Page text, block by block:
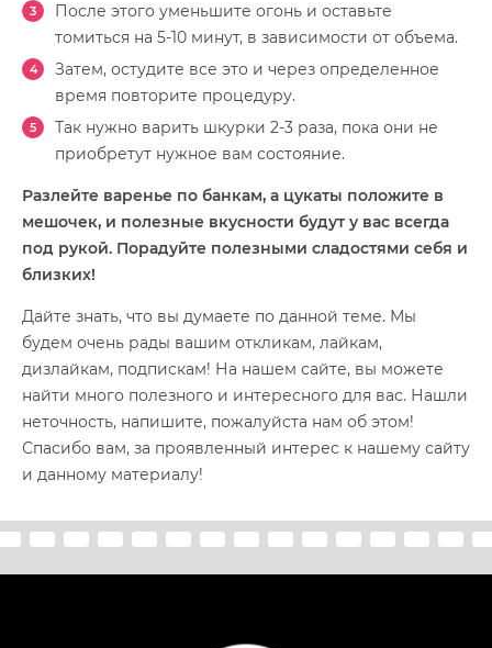
После этого уменьшите огонь и оставьте
томиться на 5-10 минут, в зависимости от объема.
Затем, остудите все это и через определенное
время повторите процедуру.
Так нужно варить шкурки 2-3 раза, пока они не
приобретут нужное вам состояние.
Разлейте варенье по банкам, а цукаты положите в
мешочек, и полезные вкусности будут у вас всегда
под рукой. Порадуйте полезными сладостями себя и
близких!
Дайте знать, что вы думаете по данной теме. Мы
будем очень рады вашим откликам, лайкам,
дизлайкам, подпискам! На нашем сайте, вы можете
найти много полезного и интересного для вас. Нашли
неточность, напишите, пожалуйста нам об этом!
Спасибо вам, за проявленный интерес к нашему сайту
и данному материалу!